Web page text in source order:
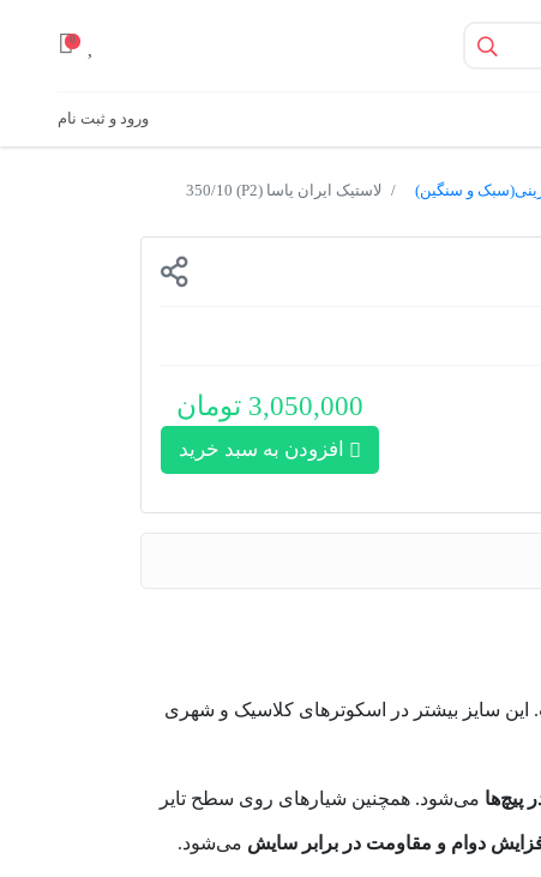
0
ورود و ثبت نام
و سنگین) لاستیک ایران یاسا (P2) 350/10
3,050,000 تومان
افزودن به سبد خرید
این سایز بیشتر در اسکوترهای کلاسیک و شهری
پیچ‌ها می‌شود. همچنین شیارهای روی سطح تایر
دوام و مقاومت در برابر سایش می‌شود.